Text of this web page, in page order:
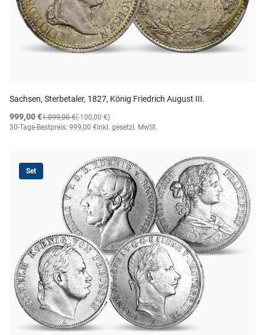
Sachsen, Sterbetaler, 1827, König Friedrich August III.
999,00 €
(-100,00 €)
1.099,00 €
30-Tage-Bestpreis: 999,00 €inkl. gesetzl. MwSt.
Set